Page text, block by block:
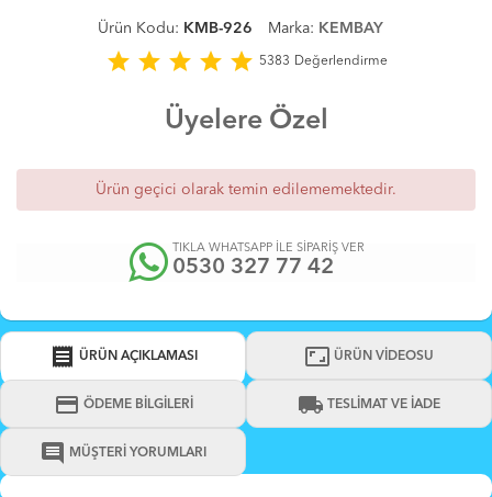
Ürün Kodu: KMB-926 Marka: KEMBAY
star star star star star 5383 Değerlendirme
Üyelere Özel
Ürün geçici olarak temin edilememektedir.
TIKLA WHATSAPP İLE SİPARİŞ VER
0530 327 77 42
receipt ÜRÜN AÇIKLAMASI aspect_ratio ÜRÜN VİDEOSU
credit_card ÖDEME BİLGİLERİ local_shipping TESLİMAT VE İADE
comment MÜŞTERİ YORUMLARI